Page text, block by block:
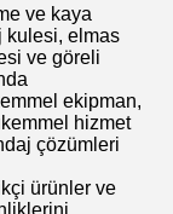
ve kaya
kulesi, elmas
ve göreli
ekipman,
hizmet
çözümleri
ürünler ve